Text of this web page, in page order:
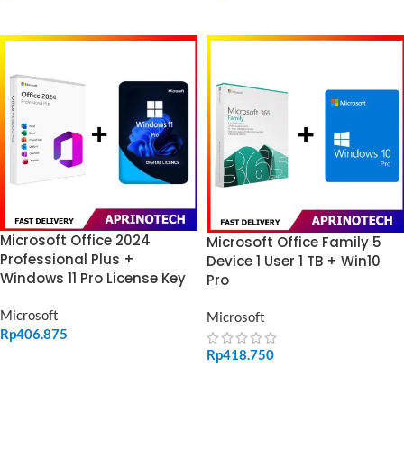
Microsoft Office 2024
Professional Plus +
Windows 11 Pro License Key
Microsoft
Rp406.875
Microsoft Office Family 5
Device 1 User 1 TB + Win10
Pro
Microsoft
Rp418.750